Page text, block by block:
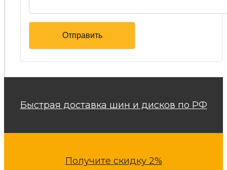
Быстрая доставка шин и дисков по РФ
Получите скидку 2%